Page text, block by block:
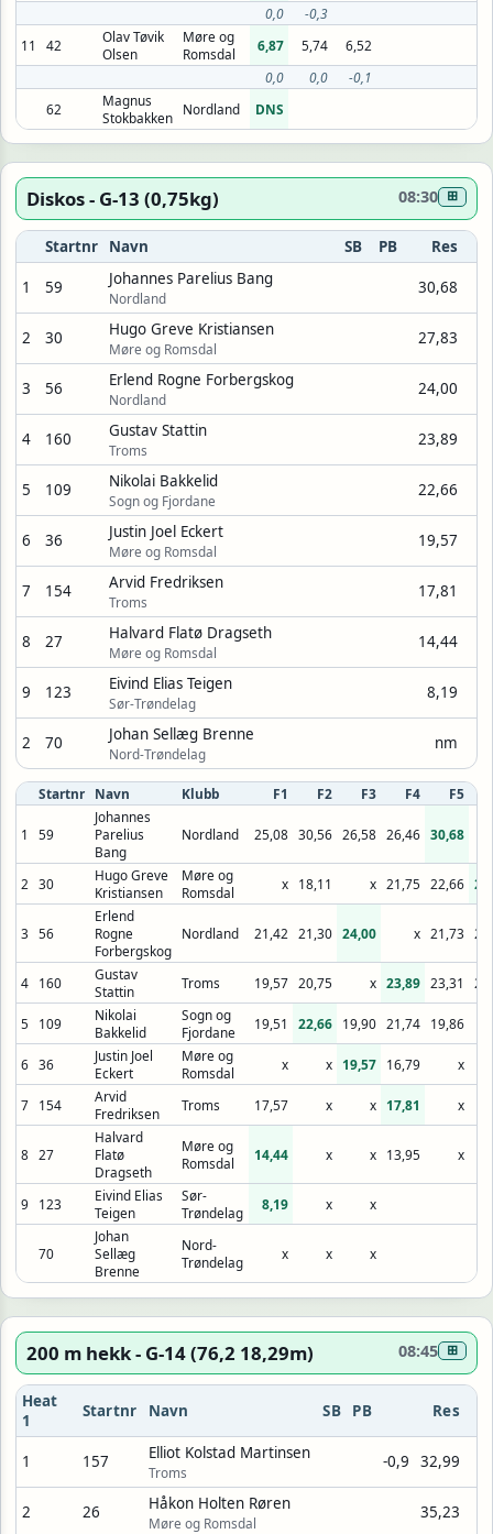
0,0
-0,3
11
42
Olav Tøvik
Olsen
Møre og
Romsdal
6,87 5,74
6,52
0,0
0,0
-0,1
62
Magnus
Stokbakken
Nordland DNS
Diskos - G-13 (0,75kg) 08:30 ⊞
Startnr Navn SB PB Res
1 59 Johannes Parelius Bang
Nordland
30,68
2 30 Hugo Greve Kristiansen
Møre og Romsdal
27,83
3 56 Erlend Rogne Forbergskog
Nordland
24,00
4 160 Gustav Stattin
Troms
23,89
5 109 Nikolai Bakkelid
Sogn og Fjordane
22,66
6 36 Justin Joel Eckert
Møre og Romsdal
19,57
7 154 Arvid Fredriksen
Troms
17,81
8 27 Halvard Flatø Dragseth
Møre og Romsdal
14,44
9 123 Eivind Elias Teigen
Sør-Trøndelag
8,19
2 70 Johan Sellæg Brenne
Nord-Trøndelag
nm
Startnr Navn Klubb F1 F2 F3 F4 F5
1 59
Johannes
Parelius
Bang
Nordland 25,08 30,56 26,58 26,46 30,68
2 30
Hugo Greve
Kristiansen
Møre og
Romsdal
x 18,11 x 21,75 22,66
3 56
Erlend
Rogne
Forbergskog
Nordland 21,42 21,30 24,00 x 21,73
4 160
Gustav
Stattin
Troms 19,57 20,75 x 23,89 23,31
5 109
Nikolai
Bakkelid
Sogn og
Fjordane
19,51 22,66 19,90 21,74 19,86
6 36
Justin Joel
Eckert
Møre og
Romsdal
x x 19,57 16,79 x
7 154
Arvid
Fredriksen
Troms 17,57 x x 17,81 x
8 27
Halvard
Flatø
Dragseth
Møre og
Romsdal
14,44 x x 13,95 x
9 123
Eivind Elias
Teigen
Sør-
Trøndelag
8,19 x x
70
Johan
Sellæg
Brenne
Nord-
Trøndelag
x x x
200 m hekk - G-14 (76,2 18,29m) 08:45 ⊞
Heat
1
Startnr Navn SB PB Res
1 157 Elliot Kolstad Martinsen
Troms
-0,9 32,99
2 26 Håkon Holten Røren
Møre og Romsdal
35,23